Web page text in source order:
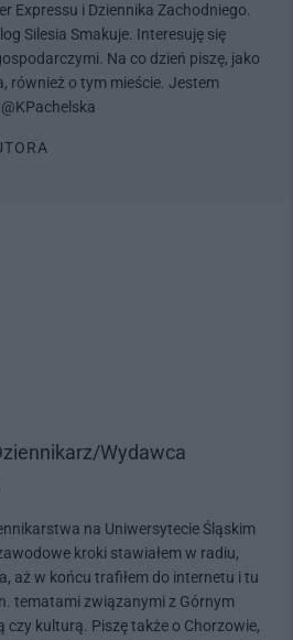
Expressu i Dziennika Zachodniego.
Silesia Smakuje. Interesuję się
Na co dzień piszę, jako
również o tym mieście. Jestem
Wydawca
na Uniwersytecie Śląskim
kroki stawiałem w radiu,
aż w końcu trafiłem do internetu i tu
tematami związanymi z Górnym
czy kulturą. Piszę także o Chorzowie,